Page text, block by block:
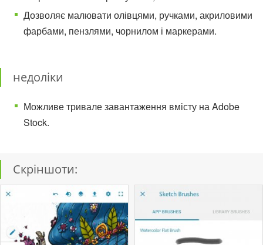
Дозволяє малювати олівцями, ручками, акриловими
фарбами, пензлями, чорнилом і маркерами.
недоліки
Можливе тривале завантаження вмісту на Adobe
Stock.
Скріншоти: